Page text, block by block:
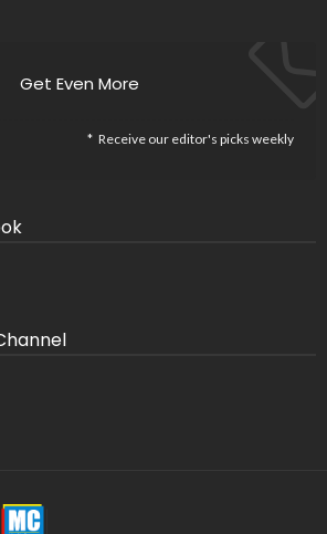
Get Even More
Receive our editor's picks weekly